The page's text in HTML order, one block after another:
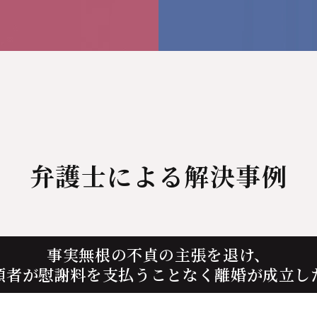
弁護士による解決事例
事実無根の不貞の主張を退け、
者が慰謝料を支払うことなく離婚が成立し